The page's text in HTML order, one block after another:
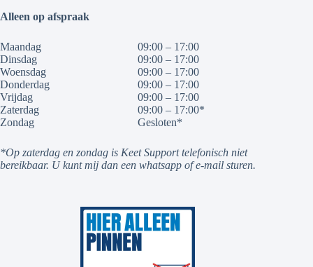
Alleen op afspraak
Maandag
Dinsdag
Woensdag
Donderdag
Vrijdag
Zaterdag
Zondag
09:00 – 17:00
09:00 – 17:00
09:00 – 17:00
09:00 – 17:00
09:00 – 17:00
09:00 – 17:00*
Gesloten*
*Op zaterdag en zondag is Keet Support telefonisch niet
bereikbaar. U kunt mij dan een whatsapp of e-mail sturen.